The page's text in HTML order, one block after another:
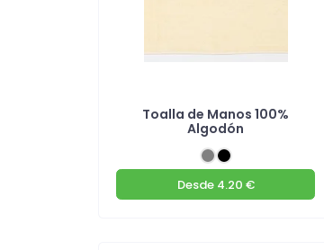
Toalla de Manos 100%
Algodón
Desde4.20 €